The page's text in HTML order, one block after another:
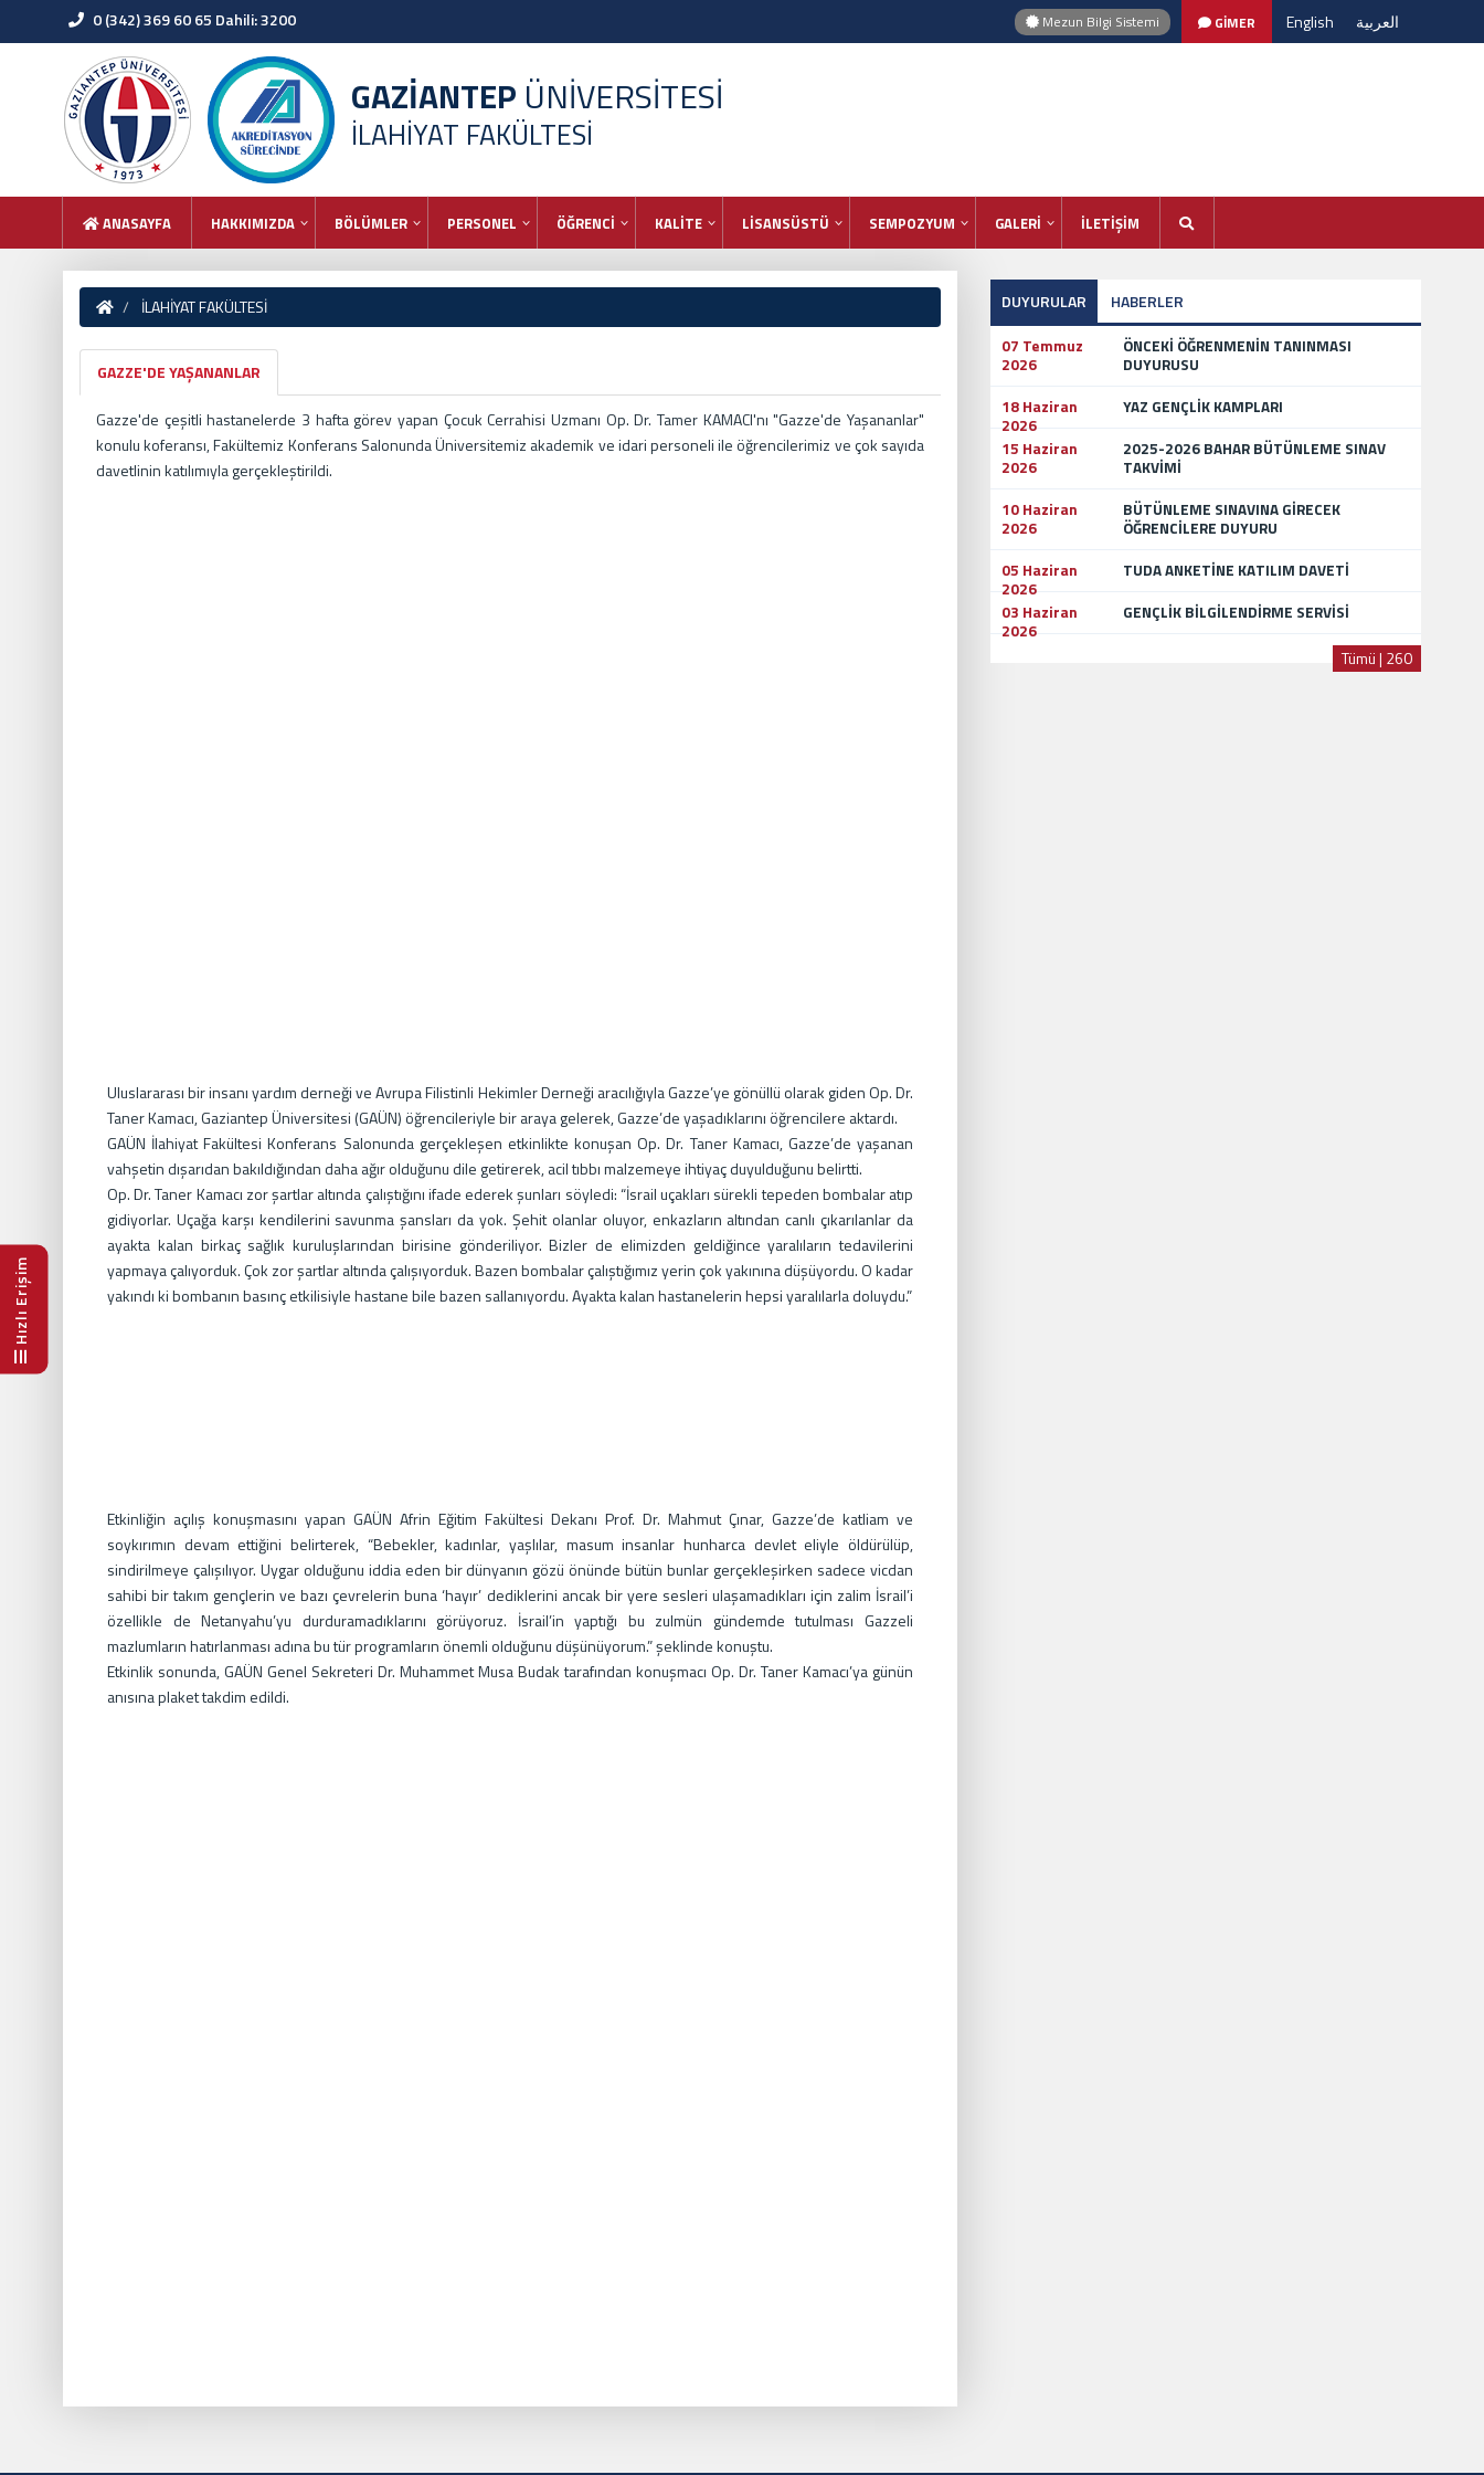
Hızlı Erişim
0 (342) 369 60 65 Dahili: 3200 Mezun Bilgi Sistemi GİMER English العربية
GAZİANTEP ÜNİVERSİTESİ
İLAHİYAT FAKÜLTESİ
ANASAYFA HAKKIMIZDA BÖLÜMLER PERSONEL ÖĞRENCİ KALİTE LİSANSÜSTÜ SEMPOZYUM GALERİ İLETİŞİM
İLAHİYAT FAKÜLTESİ
GAZZE'DE YAŞANANLAR
Gazze'de çeşitli hastanelerde 3 hafta görev yapan Çocuk Cerrahisi Uzmanı Op. Dr. Tamer KAMACI'nı "Gazze'de Yaşananlar"
konulu koferansı, Fakültemiz Konferans Salonunda Üniversitemiz akademik ve idari personeli ile öğrencilerimiz ve çok sayıda
davetlinin katılımıyla gerçekleştirildi.
Uluslararası bir insanı yardım derneği ve Avrupa Filistinli Hekimler Derneği aracılığıyla Gazze’ye gönüllü olarak giden Op. Dr.
Taner Kamacı, Gaziantep Üniversitesi (GAÜN) öğrencileriyle bir araya gelerek, Gazze’de yaşadıklarını öğrencilere aktardı.
GAÜN İlahiyat Fakültesi Konferans Salonunda gerçekleşen etkinlikte konuşan Op. Dr. Taner Kamacı, Gazze’de yaşanan
vahşetin dışarıdan bakıldığından daha ağır olduğunu dile getirerek, acil tıbbı malzemeye ihtiyaç duyulduğunu belirtti.
Op. Dr. Taner Kamacı zor şartlar altında çalıştığını ifade ederek şunları söyledi: “İsrail uçakları sürekli tepeden bombalar atıp
gidiyorlar. Uçağa karşı kendilerini savunma şansları da yok. Şehit olanlar oluyor, enkazların altından canlı çıkarılanlar da
ayakta kalan birkaç sağlık kuruluşlarından birisine gönderiliyor. Bizler de elimizden geldiğince yaralıların tedavilerini
yapmaya çalıyorduk. Çok zor şartlar altında çalışıyorduk. Bazen bombalar çalıştığımız yerin çok yakınına düşüyordu. O kadar
yakındı ki bombanın basınç etkilisiyle hastane bile bazen sallanıyordu. Ayakta kalan hastanelerin hepsi yaralılarla doluydu.”
Etkinliğin açılış konuşmasını yapan GAÜN Afrin Eğitim Fakültesi Dekanı Prof. Dr. Mahmut Çınar, Gazze’de katliam ve
soykırımın devam ettiğini belirterek, “Bebekler, kadınlar, yaşlılar, masum insanlar hunharca devlet eliyle öldürülüp,
sindirilmeye çalışılıyor. Uygar olduğunu iddia eden bir dünyanın gözü önünde bütün bunlar gerçekleşirken sadece vicdan
sahibi bir takım gençlerin ve bazı çevrelerin buna ‘hayır’ dediklerini ancak bir yere sesleri ulaşamadıkları için zalim İsrail’i
özellikle de Netanyahu’yu durduramadıklarını görüyoruz. İsrail’in yaptığı bu zulmün gündemde tutulması Gazzeli
mazlumların hatırlanması adına bu tür programların önemli olduğunu düşünüyorum.” şeklinde konuştu.
Etkinlik sonunda, GAÜN Genel Sekreteri Dr. Muhammet Musa Budak tarafından konuşmacı Op. Dr. Taner Kamacı’ya günün
anısına plaket takdim edildi.
DUYURULAR HABERLER
07 Temmuz
2026
ÖNCEKİ ÖĞRENMENİN TANINMASI
DUYURUSU
18 Haziran
2026
YAZ GENÇLİK KAMPLARI
15 Haziran
2026
2025-2026 BAHAR BÜTÜNLEME SINAV
TAKVİMİ
10 Haziran
2026
BÜTÜNLEME SINAVINA GİRECEK
ÖĞRENCİLERE DUYURU
05 Haziran
2026
TUDA ANKETİNE KATILIM DAVETİ
03 Haziran
2026
GENÇLİK BİLGİLENDİRME SERVİSİ
Tümü | 260